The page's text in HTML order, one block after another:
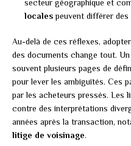
secteur géographique et
localespeuvent différer
Au-delà de ces réflexes,
des documents change tout. Un
souvent plusieurs pages de
pour lever les ambiguïtés. Ces
par les acheteurs pressés. Les
contre des interprétations
années après la transaction,
litige de voisinage.